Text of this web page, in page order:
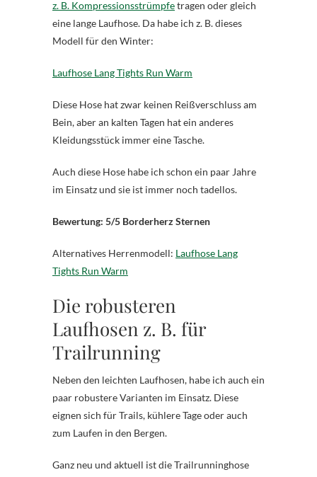
z. B. Kompressionsstrümpfetragen oder gleich
eine lange Laufhose. Da habe ich z. B. dieses
Modell für den Winter:
Laufhose Lang Tights Run Warm
Diese Hose hat zwar keinen Reißverschluss am
Bein, aber an kalten Tagen hat ein anderes
Kleidungsstück immer eine Tasche.
Auch diese Hose habe ich schon ein paar Jahre
im Einsatz und sie ist immer noch tadellos.
Bewertung: 5/5 Borderherz Sternen
Alternatives Herrenmodell: Laufhose Lang
Tights Run Warm
Die robusteren
Laufhosen z. B. für
Trailrunning
Neben den leichten Laufhosen, habe ich auch ein
paar robustere Varianten im Einsatz. Diese
eignen sich für Trails, kühlere Tage oder auch
zum Laufen in den Bergen.
Ganz neu und aktuell ist die Trailrunninghose